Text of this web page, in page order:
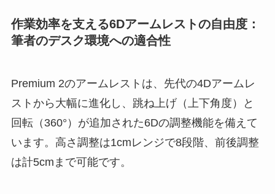
作業効率を支える6Dアームレストの自由度：
筆者のデスク環境への適合性
Premium 2のアームレストは、先代の4Dアームレ
ストから大幅に進化し、跳ね上げ（上下角度）と
回転（360°）が追加された6Dの調整機能を備えて
います。高さ調整は1cmレンジで8段階、前後調整
は計5cmまで可能です。